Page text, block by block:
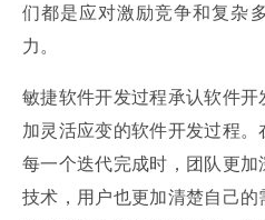
们都是应对激励竞争和复杂
力。
敏捷软件开发过程承认软件
加灵活应变的软件开发过程。
每一个迭代完成时，团队更
技术，用户也更加清楚自己